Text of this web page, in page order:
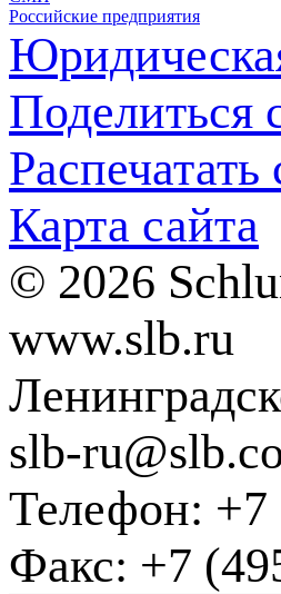
Российские предприятия
Поделиться
Карта сайта
© 2026
www.slb.ru
slb-
Телефон: +7
Факс: +7